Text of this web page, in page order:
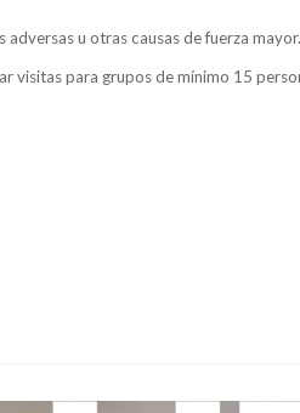
u otras causas de fuerza mayor.
para grupos de mínimo 15